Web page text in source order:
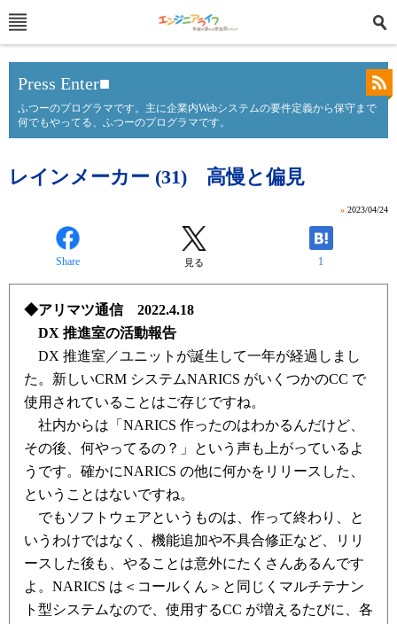
Press Enter■
ふつーのプログラマです。主に企業内Webシステムの要件定義から保守まで
何でもやってる、ふつーのプログラマです。
レインメーカー (31) 高慢と偏見
» 2023/04/24
Share 見る 1
◆アリマツ通信 2022.4.18
DX 推進室の活動報告
DX 推進室／ユニットが誕生して一年が経過しまし
た。新しいCRM システムNARICS がいくつかのCC で
使用されていることはご存じですね。
社内からは「NARICS 作ったのはわかるんだけど、
その後、何やってるの？」という声も上がっているよ
うです。確かにNARICS の他に何かをリリースした、
ということはないですね。
でもソフトウェアというものは、作って終わり、と
いうわけではなく、機能追加や不具合修正など、リリ
ースした後も、やることは意外にたくさんあるんです
よ。NARICS は＜コールくん＞と同じくマルチテナン
ト型システムなので、使用するCC が増えるたびに、各